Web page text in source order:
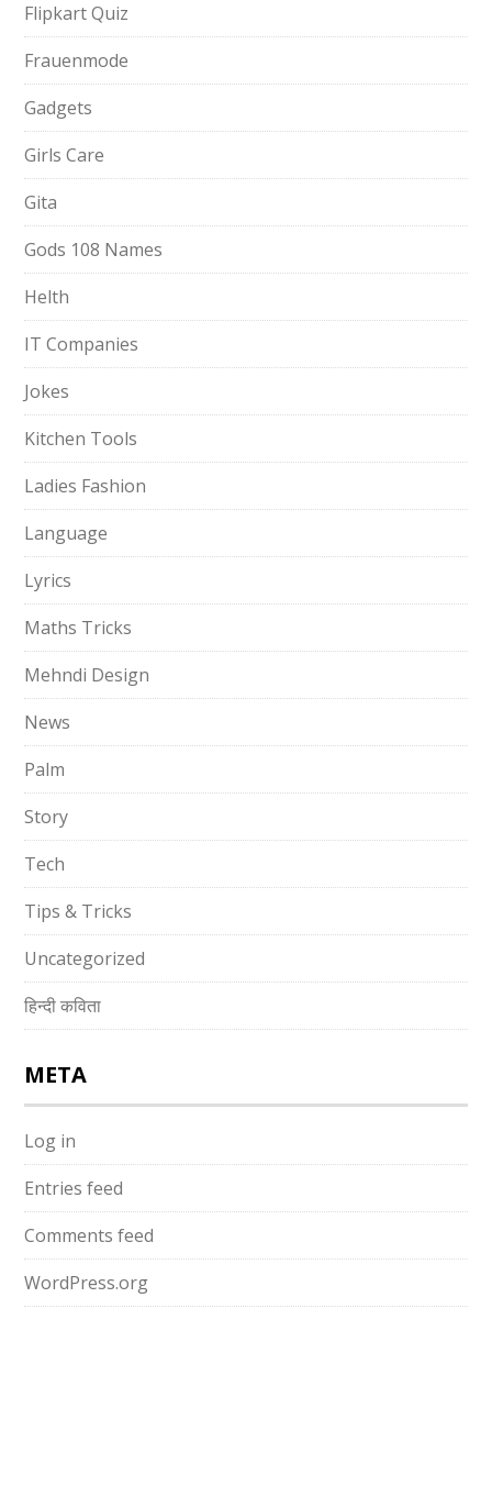
Flipkart Quiz
Frauenmode
Gadgets
Girls Care
Gita
Gods 108 Names
Helth
IT Companies
Jokes
Kitchen Tools
Ladies Fashion
Language
Lyrics
Maths Tricks
Mehndi Design
News
Palm
Story
Tech
Tips & Tricks
Uncategorized
हिन्दी कविता
META
Log in
Entries feed
Comments feed
WordPress.org